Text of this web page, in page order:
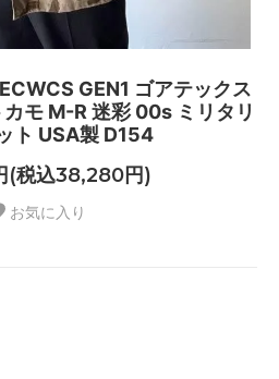
GEN1 ゴアテックス
モ M-R 迷彩 00s ミリタリ
ト USA製 D154
税込38,280円)
お気に入り